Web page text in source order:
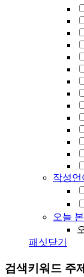
작성언
오늘
패싯닫기
검색키워드 주